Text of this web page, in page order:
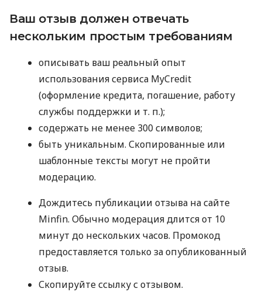
Ваш отзыв должен отвечать
нескольким простым требованиям
описывать ваш реальный опыт
использования сервиса MyCredit
(оформление кредита, погашение, работу
службы поддержки и т. п.);
содержать не менее 300 символов;
быть уникальным. Скопированные или
шаблонные тексты могут не пройти
модерацию.
Дождитесь публикации отзыва на сайте
Minfin. Обычно модерация длится от 10
минут до нескольких часов. Промокод
предоставляется только за опубликованный
отзыв.
Скопируйте ссылку с отзывом.